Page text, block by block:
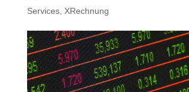
Services, XRechnung